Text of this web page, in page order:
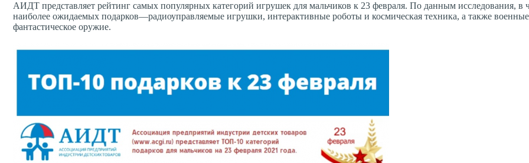
АИДТ представляет рейтинг самых популярных категорий игрушек для мальчиков к 23 февраля. По данным исследования, в
наиболее ожидаемых подарков—радиоуправляемые игрушки, интерактивные роботы и космическая техника, а также
фантастическое оружие.